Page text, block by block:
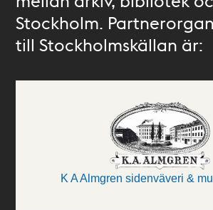
Stockholm.
till Stockholmskällan är:
K A Almgren sidenväveri &